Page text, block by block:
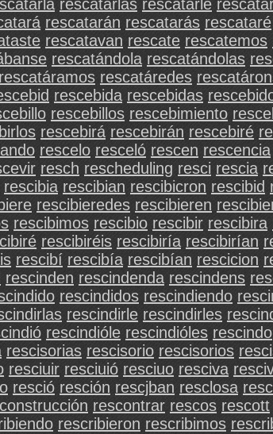
rescatarlas rescatarle
rescatarán rescatarás rescataré
rescatavan rescate rescatemos
rescatándola rescatándolas
rescatáramos rescatáredes
rescebida rescebidas
rescebillos rescebimiento
rescebirá rescebirán rescebiré
rescelo resceló rescen rescencia
resch rescheduling resci rescia
rescibia rescibian rescibicron rescibid
rescibieredes rescibieren
rescibimos rescibio rescibir rescibira
rescibiréis rescibiría rescibirían
rescibí rescibía rescibían rescicion
rescinden rescindenda rescindens
rescindidos rescindiendo
rescindirle rescindirles
rescindióle rescindióles rescindo
rescisorias rescisorio rescisorios
resciuir resciuió resciuo resciva
resció resción rescjban resclosa
rescontrar rescos rescott
rescribieron rescribimos